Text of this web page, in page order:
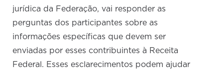
jurídica da Federação, vai responder as
perguntas dos participantes sobre as
informações específicas que devem ser
enviadas por esses contribuintes à Receita
Federal. Esses esclarecimentos podem ajudar